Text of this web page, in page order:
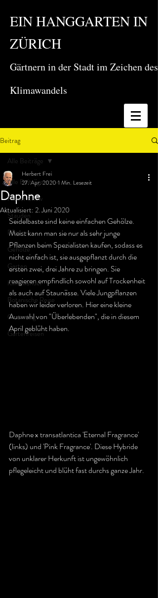
EIN HANGGARTEN IN
ZÜRICH
Gärtnern in der Stadt im Zeichen des
Klimawandels
Beitrag
Alle Beiträge
Flower Show
Stauden
Pflanzen
Gehölze
Garten
Klimawandel
Botanische Reise
Gartentag
Gartenreisen
Alle Beiträge
Daphne
Herbert Frei
27. Apr. 2020 1 Min. Lesezeit
Aktualisiert: 2. Juni 2020
Seidelbaste sind keine einfachen Gehölze.
Meist kann man sie nur als sehr junge
Pflanzen beim Spezialisten kaufen, sodass es
nicht einfach ist, sie ausgepflanzt durch die
ersten zwei, drei Jahre zu bringen. Sie
reagieren empfindlich sowohl auf Trockenheit
als auch auf Staunässe. Viele Jungpflanzen
haben wir leider verloren. Hier eine kleine
Auswahl von "Überlebenden", die in diesem
April geblüht haben.
Daphne x transatlantica 'Eternal Fragrance'
(links) und 'Pink Fragrance'. Diese Hybride
von unklarer Herkunft ist ungewöhnlich
pflegeleicht und blüht fast durchs ganze Jahr.